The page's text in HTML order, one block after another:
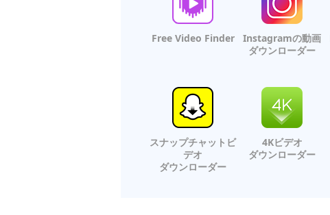
Free Video Finder
Instagramの動画
ダウンローダー
スナップチャットビ
デオ
ダウンローダー
4Kビデオ
ダウンローダー